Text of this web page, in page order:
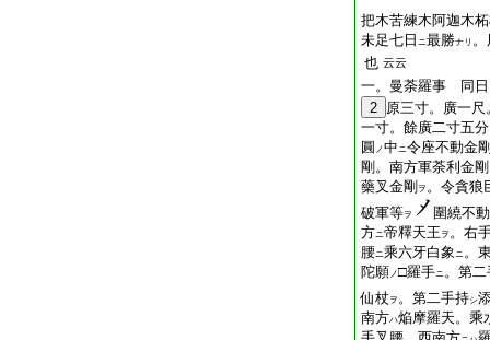
把木苦練木阿迦木
未足七日 ニ最勝ナリ 。
也 云云
一。曼荼羅事 同日
2 原三寸。廣一
一寸。餘廣二寸五
圓 ノ中ニ令座不動金
剛。南方軍荼利金
藥叉金剛 ヲ 。令貪狼
破軍等ヲ
圍繞不
方ニ帝釋天王 ヲ 。右
腰ニ乘六牙白象ニ。
陀願ノ□羅手ニ。第二
仙杖ヲ 。第二手持シ
南方ハ焔摩羅天。乘